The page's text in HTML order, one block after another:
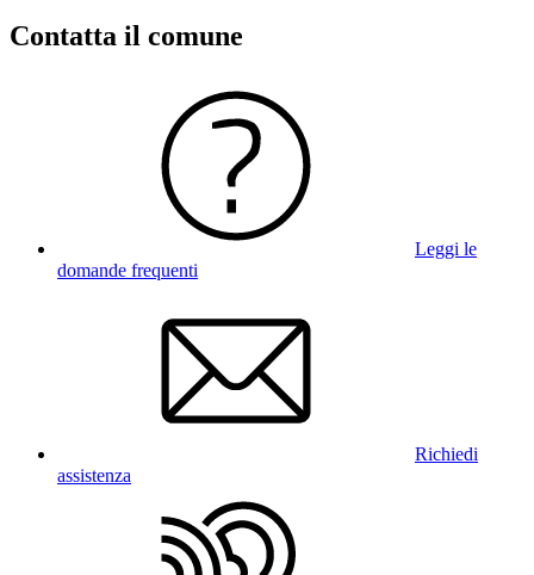
Contatta il comune
Leggi le
domande frequenti
Richiedi
assistenza